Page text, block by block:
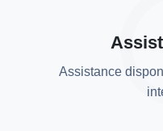
Assistance